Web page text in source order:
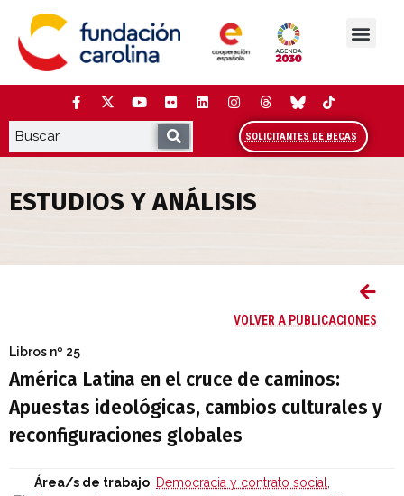
contenido
SOLICITANTES DE BECAS
ESTUDIOS Y ANÁLISIS
VOLVER A PUBLICACIONES
Libros nº 25
América Latina en el cruce de caminos:
Apuestas ideológicas, cambios culturales y
reconfiguraciones globales
Área/s de trabajo: Democracia y contrato social,